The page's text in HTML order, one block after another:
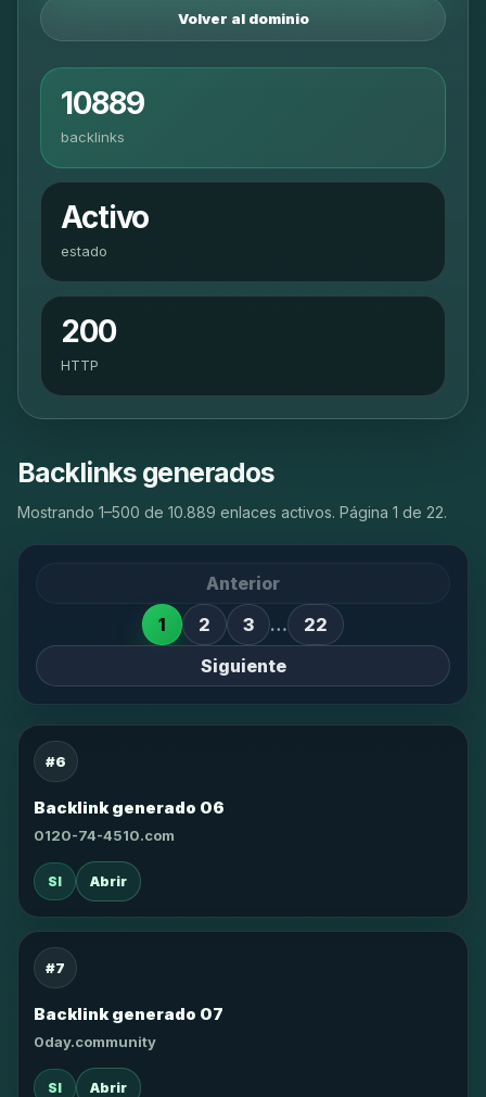
Volver al dominio
10889
backlinks
Activo
estado
200
HTTP
Backlinks generados
Mostrando 1–500 de 10.889 enlaces activos. Página 1 de 22.
Anterior
1
2 3 …
22
Siguiente
#6
Backlink generado 06
0120-74-4510.com
SI Abrir
#7
Backlink generado 07
0day.community
SI Abrir